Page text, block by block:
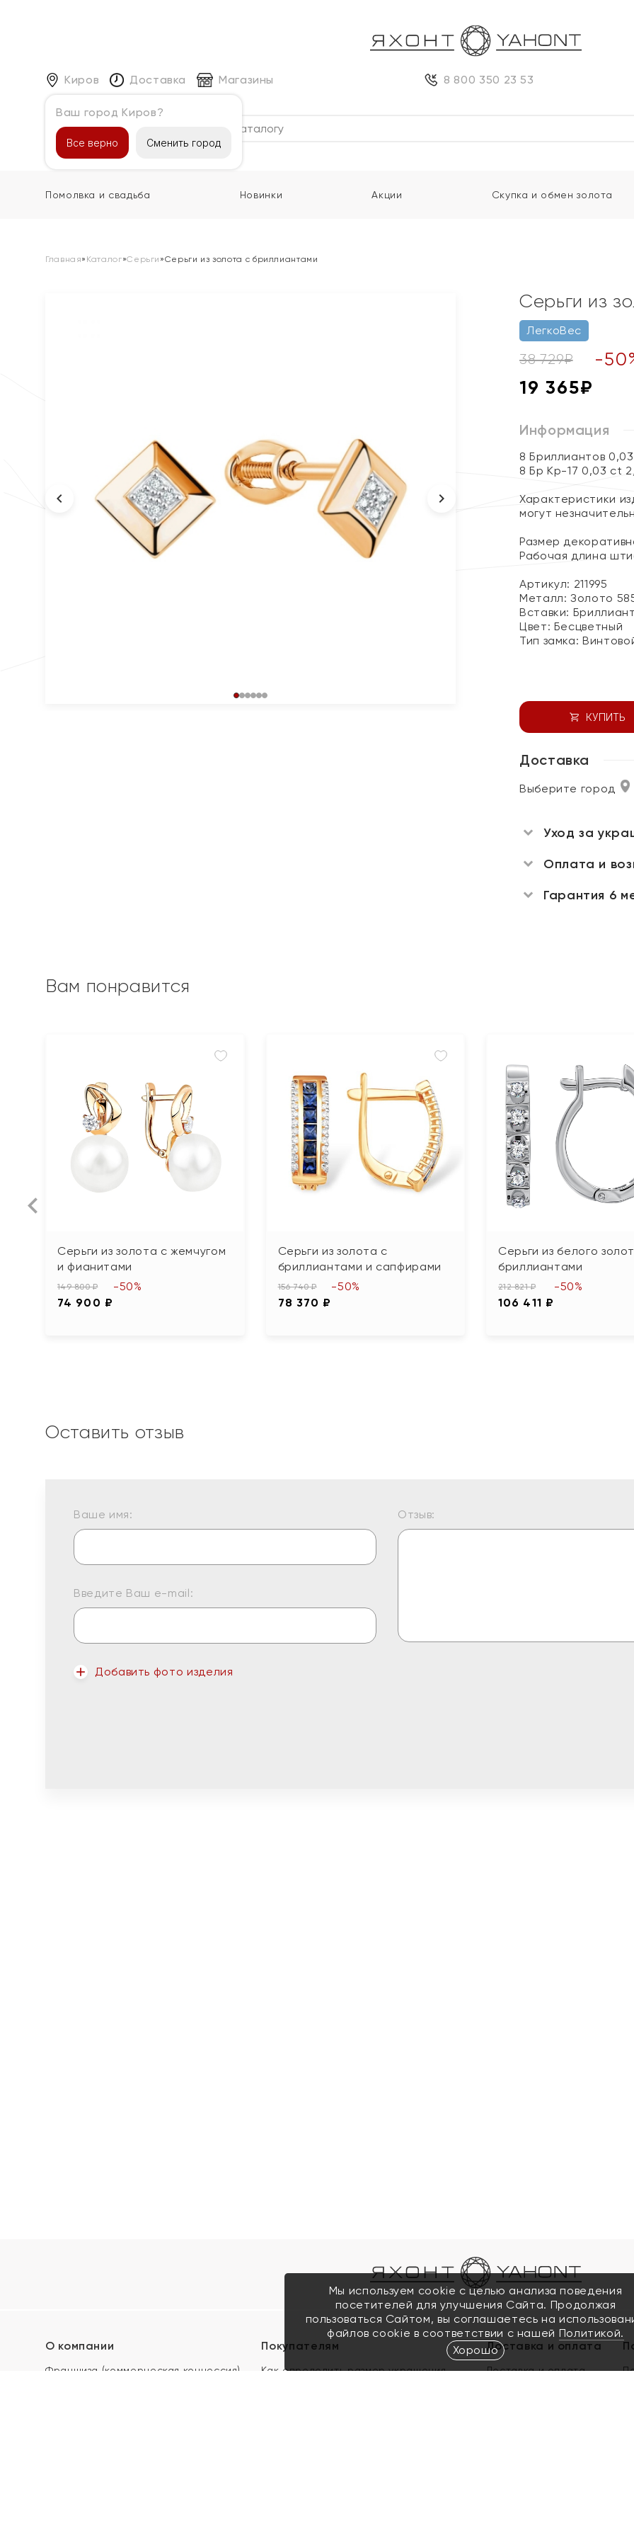
Киров
Ваш город Киров?
Все верно Сменить город
Доставка Магазины 8 800 350 23 53
Каталог
Помолвка и свадьба Новинки Акции Скупка и обмен золота
Главная» Каталог»Серьги »Серьги из золота с бриллиантами
Серьги из
ЛегкоВес
38 729₽ -50
19 365₽
Информация
8 Бриллиантов
8 Бр Кр-17 0,03 ct
Характеристики
могут
Размер
Рабочая длина
Артикул: 211995
Металл:Золото
Вставки: Бриллиант
Цвет: Бесцветный
Тип замка:
КУПИТЬ
Доставка
Выберите город
Уход за
Оплата и
Гарантия 6
Вам понравится
Серьги из золота с жемчугом
и фианитами
149 800 ₽
74 900 ₽
-50%
Серьги из золота с
бриллиантами и сапфирами
156 740 ₽
78 370 ₽
-50%
Серьги из белого
бриллиантами
212 821 ₽
106 411 ₽
-50%
Оставить отзыв
Ваше имя:
Введите Ваш e-mail:
Добавить фото изделия
Отзыв:
О компании
Франшиза (коммерческая концессия)
Покупателям
Как определить размер украшения
Доставка и оплата
Доставка и оплата
Мы используем cookie с целью анализа поведения
посетителей для улучшения Сайта. Продолжая
пользоваться Сайтом, вы соглашаетесь на
файлов cookie в соответствии с нашей Политикой.
Хорошо